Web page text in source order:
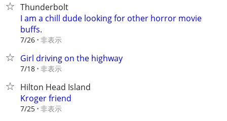
Thunderbolt
I am a chill dude looking for other horror movie
buffs.
7/26 非表示
Girl driving on the highway
7/18 非表示
Hilton Head Island
Kroger friend
7/25 非表示